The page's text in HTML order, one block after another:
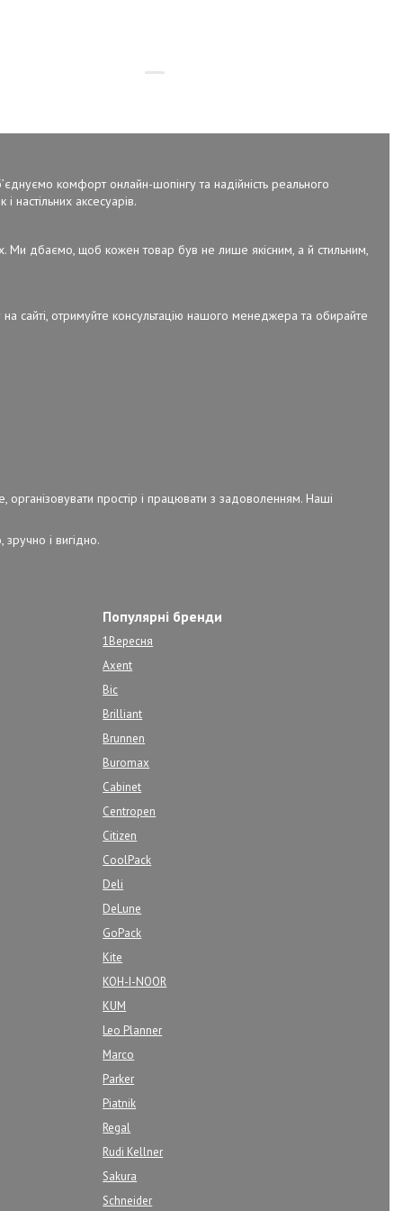
комфорт онлайн-шопінгу та надійність реального
настільних аксесуарів.
Ми дбаємо, щоб кожен товар був не лише якісним, а й стильним,
сайті, отримуйте консультацію нашого менеджера та обирайте
простір і працювати з задоволенням. Наші
і вигідно.
Популярні бренди
1Вересня
Axent
Bic
Brilliant
Brunnen
Buromax
Cabinet
Centropen
Citizen
CoolPack
Deli
DeLune
GoPack
Kite
KOH-I-NOOR
KUM
Leo Planner
Marco
Parker
Piatnik
Regal
Rudi Kellner
Sakura
Schneider